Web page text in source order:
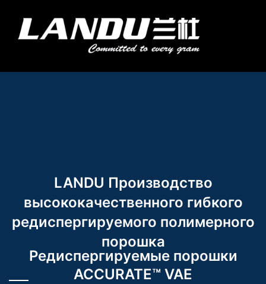
содержимому
LANDU Производство
высококачественного гибкого
редиспергируемого полимерного
порошка
Редиспергируемые порошки
ACCURATE™ VAE